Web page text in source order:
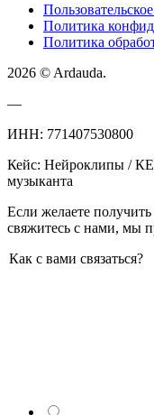
Политика
Политика
2026 © Ardauda.
—
ИНН: 771407530800
Кейс: Нейроклипы /
музыканта
Если желаете получить
свяжитесь с нами, мы
Как с вами связаться?